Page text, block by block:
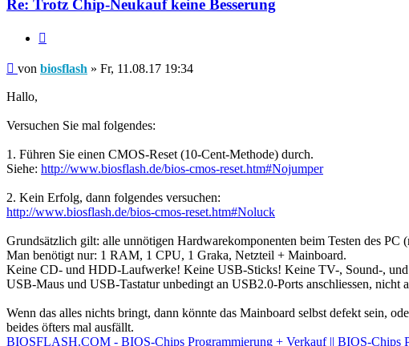
Re: Trotz Chip-Neukauf keine Besserung
Beitrag
von biosflash » Fr, 11.08.17 19:34
Hallo,
Versuchen Sie mal folgendes:
1. Führen Sie einen CMOS-Reset (10-Cent-Methode) durch.
Siehe: http://www.biosflash.de/bios-cmos-reset.htm#Nojumper
2. Kein Erfolg, dann folgendes versuchen:
http://www.biosflash.de/bios-cmos-reset.htm#Noluck
Grundsätzlich gilt: alle unnötigen Hardwarekomponenten beim Testen des PC
Man benötigt nur: 1 RAM, 1 CPU, 1 Graka, Netzteil + Mainboard.
Keine CD- und HDD-Laufwerke! Keine USB-Sticks! Keine TV-, Sound-,
USB-Maus und USB-Tastatur unbedingt an USB2.0-Ports anschliessen, nicht
Wenn das alles nichts bringt, dann könnte das Mainboard selbst defekt sein,
beides öfters mal ausfällt.
BIOSFLASH.COM - BIOS-Chips Programmierung + Verkauf || BIOS-Chips